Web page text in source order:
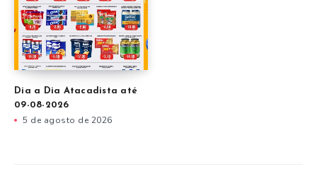
Dia a Dia Atacadista até
09-08-2026
5 de agosto de 2026